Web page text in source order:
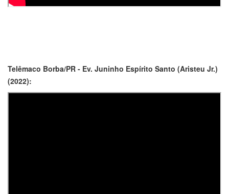
Telêmaco Borba/PR - Ev. Juninho Espírito Santo (Aristeu Jr.)
(2022):